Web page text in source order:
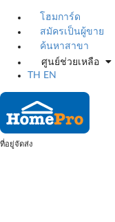
โฮมการ์ด
สมัครเป็นผู้ขาย
ค้นหาสาขา
ศูนย์ช่วยเหลือ
TH
EN
ที่อยู่จัดส่ง